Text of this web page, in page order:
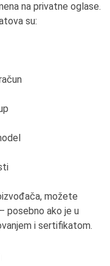
na privatne oglase.
su:
možete
posebno ako je u
i sertifikatom.